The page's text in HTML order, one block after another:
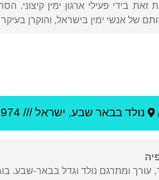
זאת בידי פעילי ארגון ימין
של אנשי ימין בישראל, והוקרן
נולד בבאר שבע, ישראל///
עורך ומתרגם נולד וגדל בבאר-שבע.